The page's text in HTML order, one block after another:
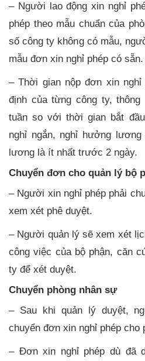
– Người lao động xin nghỉ
phép theo mẫu chuẩn của
số công ty không có mẫu,
mẫu đơn xin nghỉ phép có sẵn.
– Thời gian nộp đơn xin
định của từng công ty,
tuần so với thời gian bắt
nghỉ ngắn, nghỉ hưởng
lương là ít nhất trước 2 ngày.
Chuyển đơn cho quản lý bộ
– Người xin nghỉ phép phải
xem xét phê duyệt.
– Người quản lý sẽ xem xét
công việc của bộ phận, căn
ty để xét duyệt.
Chuyển phòng nhân sự
– Sau khi quản lý duyệt,
chuyển đơn xin nghỉ phép cho
– Đơn xin nghỉ phép dù đã